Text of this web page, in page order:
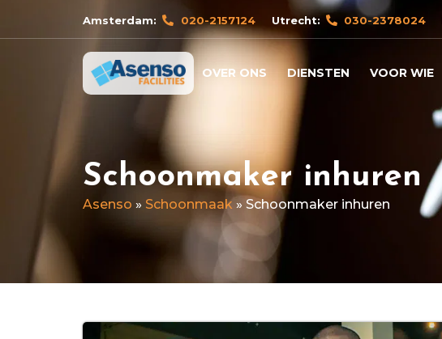
Amsterdam: 020-2157124 Utrecht: 030-2378024
OVER ONS DIENSTEN VOOR WIE
Schoonmaker inhuren
Asenso » Schoonmaak » Schoonmaker inhuren